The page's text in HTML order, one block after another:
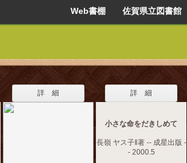
Web書棚 佐賀県立図書館
詳 細 詳 細
小さな命をだきしめて
長嶺 ヤス子‖著 -- 成星出版 -
- 2000.5